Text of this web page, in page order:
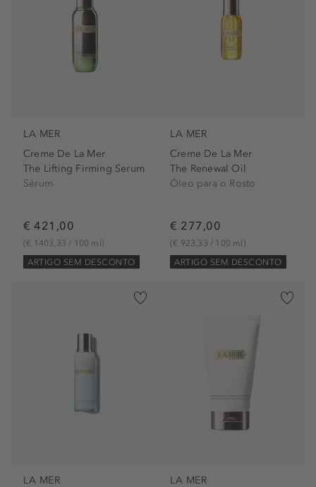
LA MER
Creme De La Mer
The Lifting Firming Serum
Sérum
€ 421,00
(€ 1403,33 / 100 ml)
ARTIGO SEM DESCONTO
LA MER
Creme De La Mer
The Renewal Oil
Óleo para o Rosto
€ 277,00
(€ 923,33 / 100 ml)
ARTIGO SEM DESCONTO
LA MER
LA MER